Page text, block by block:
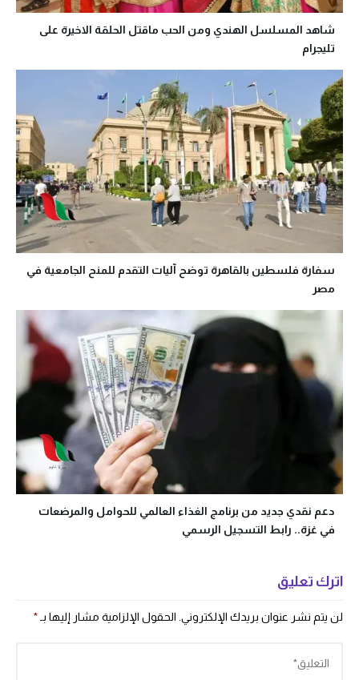
شاهد المسلسل الهندي ومن الحب ماقتل الحلقة الاخيرة على
تليجرام
سفارة فلسطين بالقاهرة توضح آليات التقدم للمنح الجامعية في
مصر
دعم نقدي جديد من برنامج الغذاء العالمي للحوامل والمرضعات
في غزة.. رابط التسجيل الرسمي
اترك تعليق
لن يتم نشر عنوان بريدك الإلكتروني. الحقول الإلزامية مشار إليها بـ *